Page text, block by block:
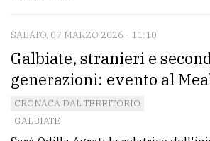
PRIVACY
SABATO, 07 MARZO 2026 - 11:10
Galbiate, stranieri e
generazioni: evento al
CRONACA DAL TERRITORIO
GALBIATE